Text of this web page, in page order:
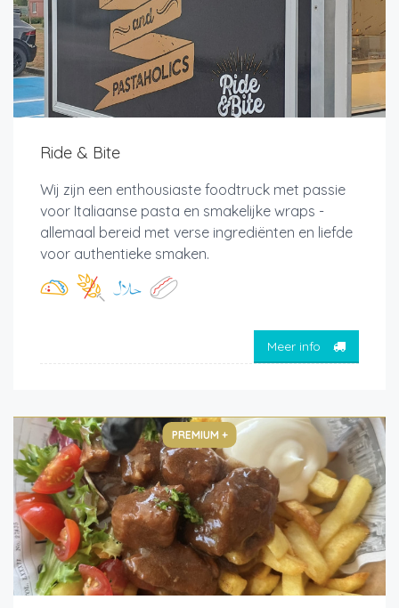
Ride & Bite
Wij zijn een enthousiaste foodtruck met passie
voor Italiaanse pasta en smakelijke wraps -
allemaal bereid met verse ingrediënten en liefde
voor authentieke smaken.
Meer info
PREMIUM +